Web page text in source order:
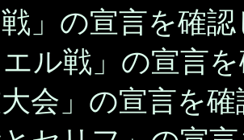
戦」の宣言を確
エル戦」の宣言
大会」の宣言を